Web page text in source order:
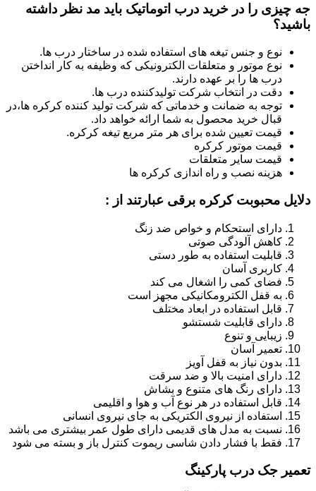
جه چیزی را در خرید درب اتوماتیک باید مد نظر داشته
باشید؟
نوع و جنس تیغه های استفاده شده در ساختار درب ها.
نوع موتور و متعلقات الکترونیکی که وظیفه به کار انداختن
درب ها را بر عهده دارند.
دقت در انتخاب شرکت تولیدکننده درب ها.
توجه به ضمانت و خدماتی که شرکت تولید کننده کرکره ها،در
قبال خرید محصول به شما ارائه خواهد داد.
قیمت تعیین شده برای هر متر مربع تیغه کرکره.
قیمت موتور کرکره
قیمت سایر متعلقات
هزینه نصب و راه اندازی کرکره ها
دلایل محبوبت کرکره برقی عبارتند از :
دارای استحکام و خواص ضد زنگ
کاهش آلودگی صوتی
قابلیت استفاده به طور دستی
کاربری آسان
فضای کمی را اشغال می کند
به قفل الکترومکانیکی مجهز است
قابل استفاده در ابعاد مختلف
دارای قابلیت شستشو
زیبایی و تنوع
تعمیر آسان
بدون نیاز به قفل آویز
دارای امنیت بالا و ضد سرقت
دارای رنگ های متنوع و بشاش
قابل استفاده در هر نوع آب و هوا و اقلیمی
استفاده از نیروی الکتریکی به جای نیروی انسانی
نسبت به مدل های قدیمی دارای طول عمر بیشتری می باشد
فقط با فشار دادن شاسی ریموت کنترل باز و بسته می شود
تعمیر جک درب پارکینگ